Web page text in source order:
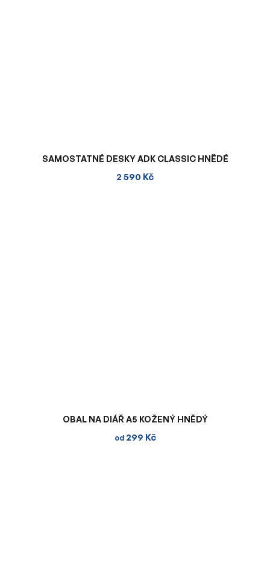
SAMOSTATNÉ DESKY ADK CLASSIC HNĚDÉ
2 590 Kč
OBAL NA DIÁŘ A5 KOŽENÝ HNĚDÝ
od299 Kč